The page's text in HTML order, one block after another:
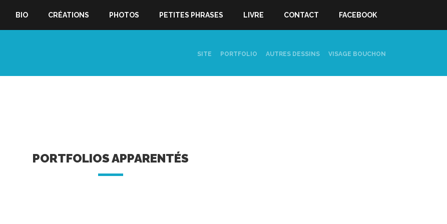
BIO CRÉATIONS PHOTOS PETITES PHRASES LIVRE CONTACT FACEBOOK
SITE PORTFOLIO AUTRES DESSINS VISAGE BOUCHON
PORTFOLIOS APPARENTÉS